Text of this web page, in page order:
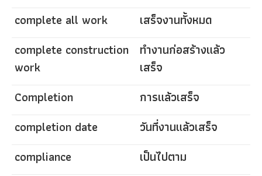
complete all work
เสร็จงานทั้งหมด
complete construction
work
ทำงานก่อสร้างแล้ว
เสร็จ
Completion
การแล้วเสร็จ
completion date
วันที่งานแล้วเสร็จ
compliance
เป็นไปตาม